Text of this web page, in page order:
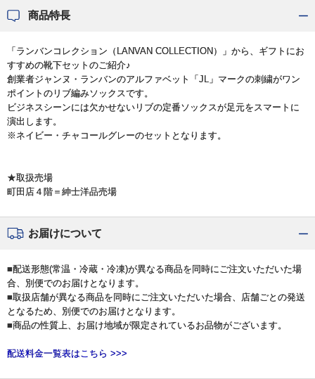
商品特長
「ランバンコレクション（LANVAN COLLECTION）」から、ギフトにお
すすめの靴下セットのご紹介♪
創業者ジャンヌ・ランバンのアルファベット「JL」マークの刺繍がワン
ポイントのリブ編みソックスです。
ビジネスシーンには欠かせないリブの定番ソックスが足元をスマートに
演出します。
※ネイビー・チャコールグレーのセットとなります。
★取扱売場
町田店４階＝紳士洋品売場
お届けについて
■配送形態(常温・冷蔵・冷凍)が異なる商品を同時にご注文いただいた場
合、別便でのお届けとなります。
■取扱店舗が異なる商品を同時にご注文いただいた場合、店舗ごとの発送
となるため、別便でのお届けとなります。
■商品の性質上、お届け地域が限定されているお品物がございます。
配送料金一覧表はこちら >>>